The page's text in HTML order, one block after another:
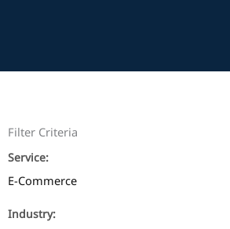
Filter Criteria
Service:
E-Commerce
Industry: